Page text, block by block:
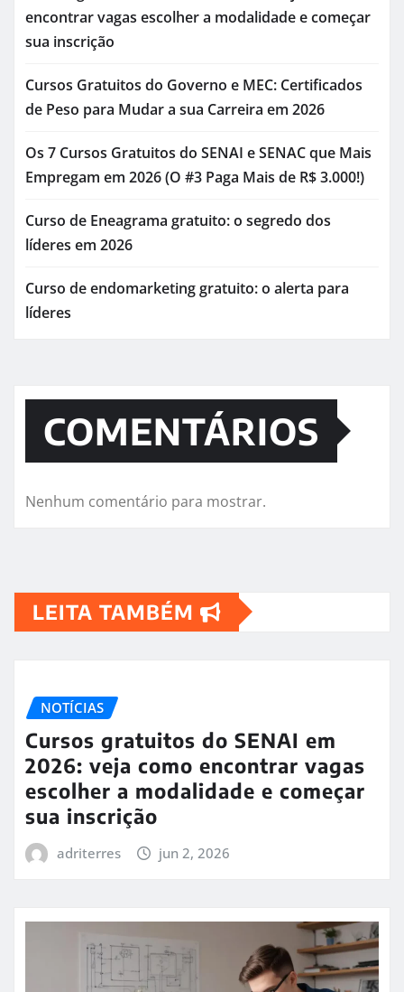
encontrar vagas escolher a modalidade e começar
sua inscrição
Cursos Gratuitos do Governo e MEC: Certificados
de Peso para Mudar a sua Carreira em 2026
Os 7 Cursos Gratuitos do SENAI e SENAC que Mais
Empregam em 2026 (O #3 Paga Mais de R$ 3.000!)
Curso de Eneagrama gratuito: o segredo dos
líderes em 2026
Curso de endomarketing gratuito: o alerta para
líderes
COMENTÁRIOS
Nenhum comentário para mostrar.
LEITA TAMBÉM
NOTÍCIAS
Cursos gratuitos do SENAI em
2026: veja como encontrar vagas
escolher a modalidade e começar
sua inscrição
adriterres jun 2, 2026